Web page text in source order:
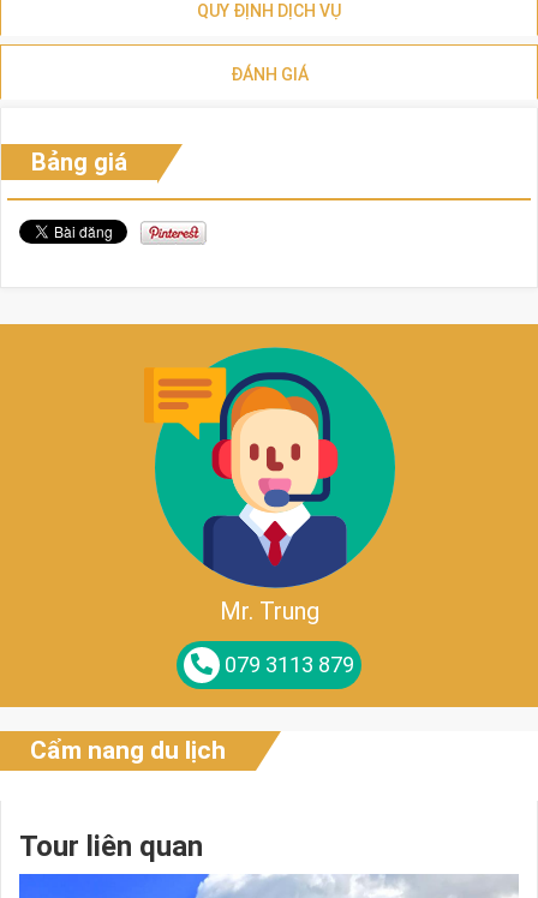
QUY ĐỊNH DỊCH VỤ
ĐÁNH GIÁ
Bảng giá
Mr. Trung
079 3113 879
Cẩm nang du lịch
Tour liên quan